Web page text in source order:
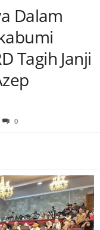
Dalam
Tagih Janji
0